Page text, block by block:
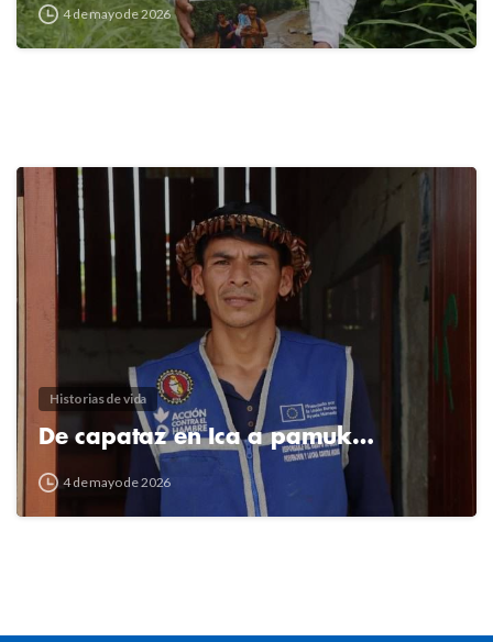
4 de mayo de 2026
Historias de vida
De capataz en Ica a pamuk…
4 de mayo de 2026